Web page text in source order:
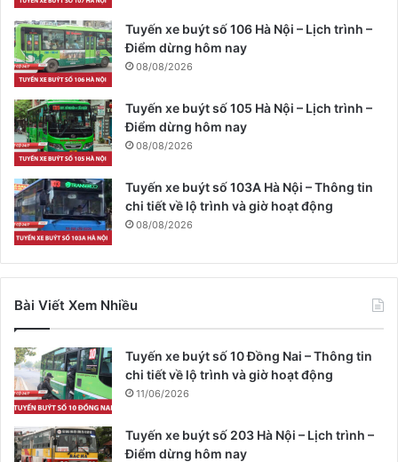
Tuyến xe buýt số 106 Hà Nội – Lịch trình –
Điểm dừng hôm nay
08/08/2026
Tuyến xe buýt số 105 Hà Nội – Lịch trình –
Điểm dừng hôm nay
08/08/2026
Tuyến xe buýt số 103A Hà Nội – Thông tin
chi tiết về lộ trình và giờ hoạt động
08/08/2026
Bài Viết Xem Nhiều
Tuyến xe buýt số 10 Đồng Nai – Thông tin
chi tiết về lộ trình và giờ hoạt động
11/06/2026
Tuyến xe buýt số 203 Hà Nội – Lịch trình –
Điểm dừng hôm nay